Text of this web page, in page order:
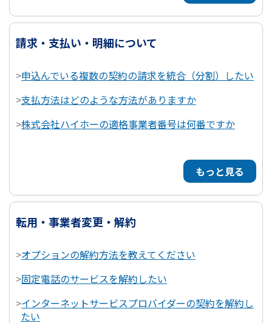
請求・支払い・明細について
>申込んでいる複数の契約の請求を統合（分割）したい
>支払方法はどのような方法がありますか
>株式会社ハイホーの適格事業者番号は何番ですか
もっと見る
転用・事業者変更・解約
>オプションの解約方法を教えてください
>固定電話のサービスを解約したい
>インターネットサービスプロバイダーの契約を解約し
たい